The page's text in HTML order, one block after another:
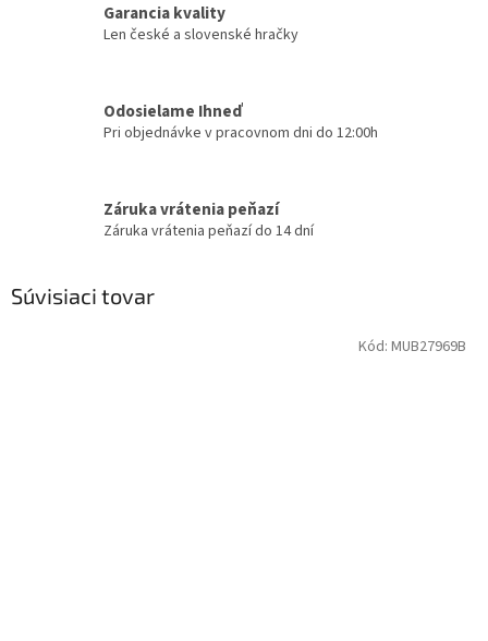
Garancia kvality
Len české a slovenské hračky
Odosielame Ihneď
Pri objednávke v pracovnom dni do 12:00h
Záruka vrátenia peňazí
Záruka vrátenia peňazí do 14 dní
Súvisiaci tovar
Kód: MUB27969B